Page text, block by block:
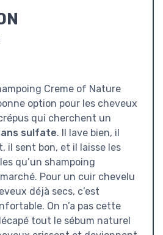
Creme of Nature
option pour les cheveux
qui cherchent un
sulfate. Il lave bien, il
il sent bon, et il laisse les
qu’un shampoing
Pour un cuir chevelu
déjà secs, c’est
On n’a pas cette
tout le sébum naturel